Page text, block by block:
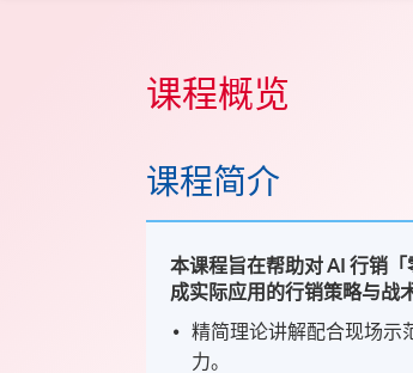
课程概览
课程简介
本课程旨在帮助对 AI 行销
成实际应用的行销策略与战
精简理论讲解配合现场示
力。